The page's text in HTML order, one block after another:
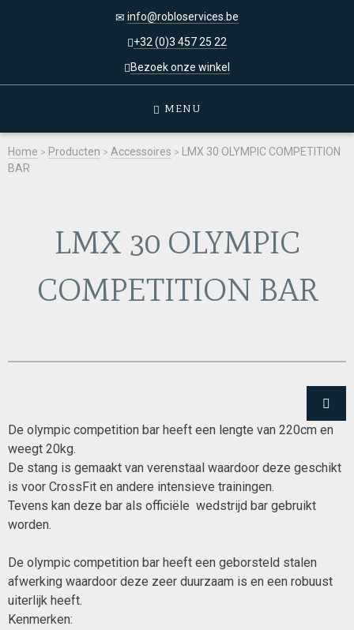
info@robloservices.be
+32 (0)3 457 25 22
Bezoek onze winkel
MENU
Home > Producten > Accessoires > LMX 30 OLYMPIC COMPETITION
BAR
LMX 30 OLYMPIC
COMPETITION BAR
De olympic competition bar heeft een lengte van 220cm en
weegt 20kg.
De stang is gemaakt van verenstaal waardoor deze geschikt
is voor CrossFit en andere intensieve trainingen.
Tevens kan deze bar als officiële wedstrijd bar gebruikt
worden.
De olympic competition bar heeft een geborsteld stalen
afwerking waardoor deze zeer duurzaam is en een robuust
uiterlijk heeft.
Kenmerken: